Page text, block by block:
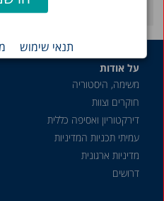
תנאי שימוש
על אודות
משימה, היסטוריה
חוקרים וצוות
דירקטוריון ואסיפה כללית
עמיתי תכניות המדיניות
מדיניות ארגונית
דרושים